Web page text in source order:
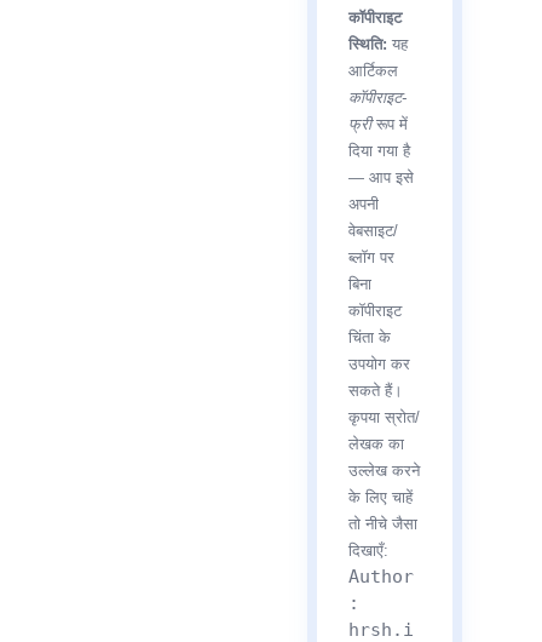
कॉपीराइट
स्थिति: यह
आर्टिकल
कॉपीराइट-
फ्रीरूप में
दिया गया है
— आप इसे
अपनी
वेबसाइट/
ब्लॉग पर
बिना
कॉपीराइट
चिंता के
उपयोग कर
सकते हैं।
कृपया स्रोत/
लेखक का
उल्लेख करने
के लिए चाहें
तो नीचे जैसा
दिखाएँ:
Author
:
hrsh.i